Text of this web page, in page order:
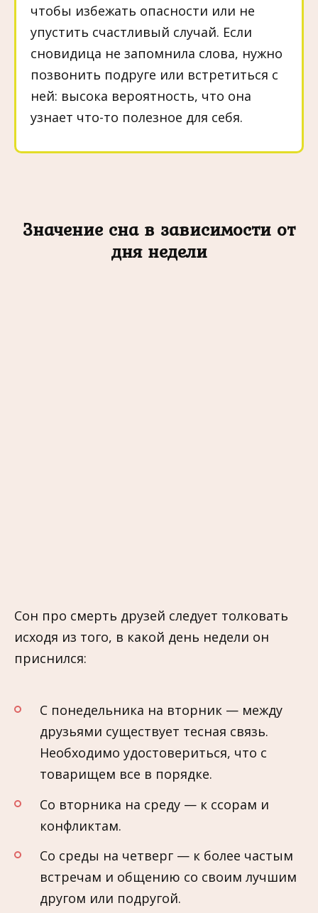
чтобы избежать опасности или не
упустить счастливый случай. Если
сновидица не запомнила слова, нужно
позвонить подруге или встретиться с
ней: высока вероятность, что она
узнает что-то полезное для себя.
Значение сна в зависимости от
дня недели
Сон про смерть друзей следует толковать
исходя из того, в какой день недели он
приснился:
С понедельника на вторник — между
друзьями существует тесная связь.
Необходимо удостовериться, что с
товарищем все в порядке.
Со вторника на среду — к ссорам и
конфликтам.
Со среды на четверг — к более частым
встречам и общению со своим лучшим
другом или подругой.